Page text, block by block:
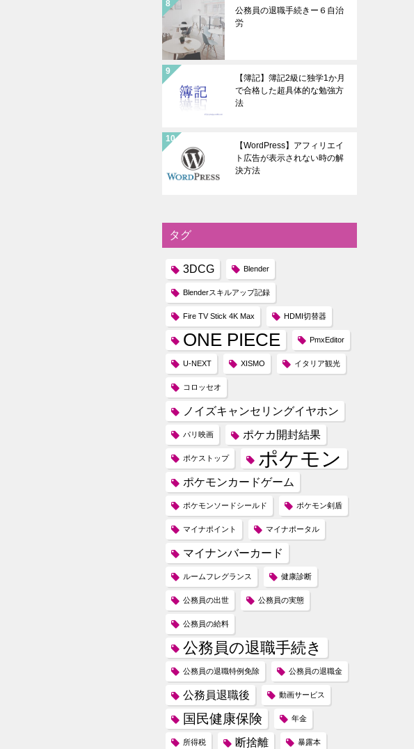
公務員の退職手続きー６自治
労
【簿記】簿記2級に独学1か月
で合格した超具体的な勉強方
法
【WordPress】アフィリエイ
ト広告が表示されない時の解
決方法
タグ
3DCG Blender
Blenderスキルアップ記録
Fire TV Stick 4K Max HDMI切替器
ONE PIECE PmxEditor
U-NEXT XISMO イタリア観光
コロッセオ
ノイズキャンセリングイヤホン
パリ映画 ポケカ開封結果
ポケストップ ポケモン
ポケモンカードゲーム
ポケモンソードシールド ポケモン剣盾
マイナポイント マイナポータル
マイナンバーカード
ルームフレグランス 健康診断
公務員の出世 公務員の実態
公務員の給料
公務員の退職手続き
公務員の退職特例免除 公務員の退職金
公務員退職後 動画サービス
国民健康保険 年金
所得税 断捨離 暴露本